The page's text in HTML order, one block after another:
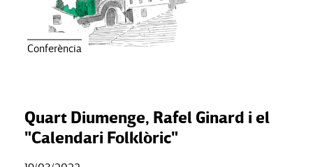
Conferència
Quart Diumenge, Rafel Ginard i el
"Calendari Folklòric"